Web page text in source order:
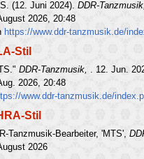
(12. Juni 2024).DDR-Tanzmusik,
2026, 20:48
https://www.ddr-tanzmusik.de/
Stil
DDR-Tanzmusik, . 12. Jun.
2026, 20:48
www.ddr-tanzmusik.de/
Stil
Tanzmusik-Bearbeiter, 'MTS',
2026